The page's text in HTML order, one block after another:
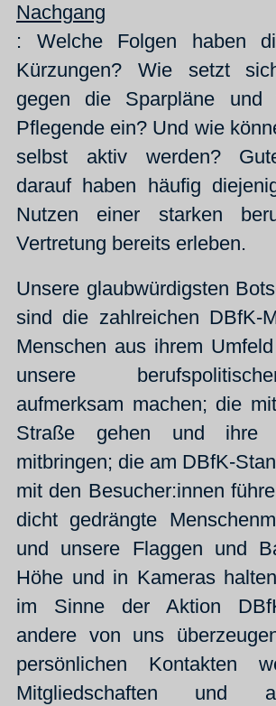
Nachgang
: Welche Folgen haben
Kürzungen? Wie setzt
gegen die Sparpläne und
Pflegende ein? Und wie
selbst aktiv werden?
darauf haben häufig
Nutzen einer starken
Vertretung bereits erleben.
Unsere glaubwürdigsten
sind die zahlreichen DBfK-
Menschen aus ihrem
unsere
aufmerksam machen; die
Straße gehen und ihre
mitbringen; die am DBfK-
mit den Besucher:innen
dicht gedrängte
und unsere Flaggen und
Höhe und in Kameras
im Sinne der Aktion
andere von uns
persönlichen Kontakten
Mitgliedschaften und